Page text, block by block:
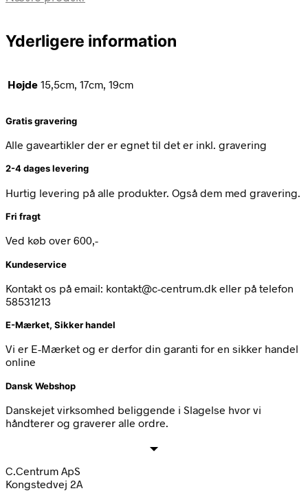
Yderligere information
Højde 15,5cm, 17cm, 19cm
Gratis gravering
Alle gaveartikler der er egnet til det er inkl. gravering
2-4 dages levering
Hurtig levering på alle produkter. Også dem med gravering.
Fri fragt
Ved køb over 600,-
Kundeservice
Kontakt os på email: kontakt@c-centrum.dk eller på telefon
58531213
E-Mærket, Sikker handel
Vi er E-Mærket og er derfor din garanti for en sikker handel
online
Dansk Webshop
Danskejet virksomhed beliggende i Slagelse hvor vi
håndterer og graverer alle ordre.
C.Centrum ApS
Kongstedvej 2A